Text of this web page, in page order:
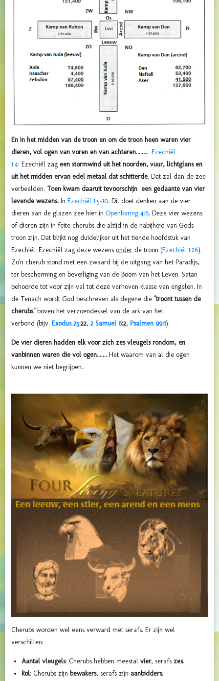
En in het midden van de troon en om de troon heen waren vier
dieren, vol ogen van voren en van achteren........ Ezechiël
1:4: Ezechiël zag een stormwind uit het noorden, vuur, lichtglans en
uit het midden ervan edel metaal dat schitterde. Dat zal dan de zee
verbeelden. Toen kwam daaruit tevoorschijn een gedaante van vier
levende wezens. In Ezechiël 1:5-10. Dit doet denken aan de vier
dieren aan de glazen zee hier in Openbaring 4:6. Deze vier wezens
of dieren zijn in feite cherubs die altijd in de nabijheid van Gods
troon zijn. Dat blijkt nog duidelijker uit het tiende hoofdstuk van
Ezechiël. Ezechiël zag deze wezens onder de troon (Ezechiël 1:26).
Zo'n cherub stond met een zwaard bij de uitgang van het Paradijs,
ter bescherming en beveiliging van de Boom van het Leven. Satan
behoorde tot voor zijn val tot deze verheven klasse van engelen. In
de Tenach wordt God beschreven als degene die "troont tussen de
cherubs"boven het verzoendeksel van de ark van het
verbond (bijv. Exodus 25:22, 2 Samuel 6:2, Psalmen 99:1).
De vier dieren hadden elk voor zich zes vleugels rondom, en
vanbinnen waren die vol ogen....... Het waarom van al die ogen
kunnen we niet begrijpen.
Cherubs worden wel eens verward met serafs. Er zijn wel
verschillen:
Aantal vleugels: Cherubs hebben meestal vier, serafs zes.
Rol: Cherubs zijn bewakers, serafs zijn aanbidders.